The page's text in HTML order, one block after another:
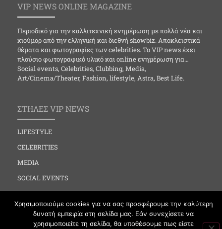
VIP NEWS ONLINE MAGAZINE
Περιοδικό για την καλλιτεχνική ενημέρωση με πολλά νέα και
χιούμορ από την ελληνική και διεθνή showbiz. Αποκλειστικά
θέματα και φωτογραφίες των celebrities. Το VIP news έχει
πλούσιο φωτογραφικό υλικό και online ενημέρωση για…
Social events, Celebrities, Clubbing, Media,
Art/Cinema/Theater, Fashion, lifestyle, Astra, Best Life.
ΣΤΗΛΕΣ VIP NEWS
LIFESTYLE
CELEBRITIES
MEDIA
SOCIAL EVENTS
CLUBBING
FASHION
NEWS
Χρησιμοποιούμε cookies για να σας προσφέρουμε την καλύτερη
δυνατή εμπειρία στη σελίδα μας. Εάν συνεχίσετε να
χρησιμοποιείτε τη σελίδα, θα υποθέσουμε πως είστε